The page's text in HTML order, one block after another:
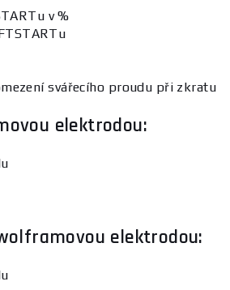
v %
svářecího proudu při zkratu
elektrodou:
elektrodou: